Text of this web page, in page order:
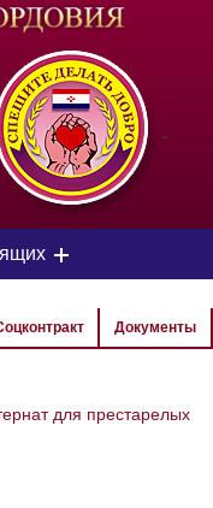
-
Документы
для престарелых